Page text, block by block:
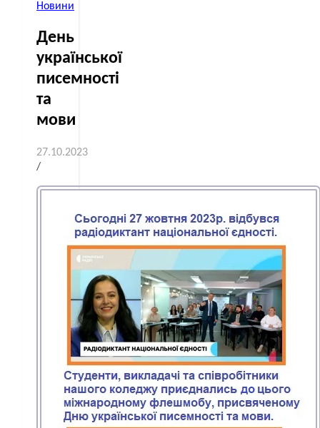
Новини
День
української
писемності
та
мови
27.10.2023
/